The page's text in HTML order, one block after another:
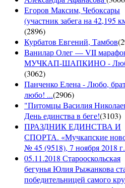
Егоров Максим, Чебоксары
(участник забега на 42,195
(2896)
Курбатов Евгений, Тамбов(
Ванилар Олег — VII
МУЧКАП-ШАПКИНО -
(3062)
Панченко Елена - Любо,
любо! ...(2906)
"Питомцы Василия
День единства в беге!(3103)
ПРАЗДНИК ЕДИНСТВА И
СПОРТА. «Мучкапские
№ 45 (9518), 7 ноября 2018 г.
05.11.2018 Старооскольская
бегунья Юлия Рыжанкова
победительницей самого